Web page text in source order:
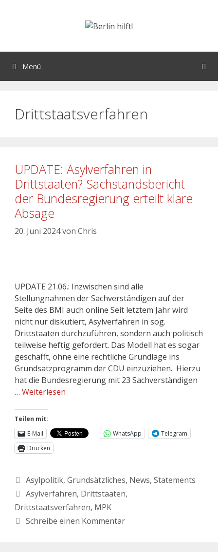
Menü
Drittstaatsverfahren
UPDATE: Asylverfahren in
Drittstaaten? Sachstandsbericht
der Bundesregierung erteilt klare
Absage
20. Juni 2024von Chris
UPDATE 21.06.: Inzwischen sind alle
Stellungnahmen der Sachverständigen auf der
Seite des BMI auch online Seit letztem Jahr wird
nicht nur diskutiert, Asylverfahren in sog.
Drittstaaten durchzuführen, sondern auch politisch
teilweise heftig gefordert. Das Modell hat es sogar
geschafft, ohne eine rechtliche Grundlage ins
Grundsatzprogramm der CDU einzuziehen. Hierzu
hat die Bundesregierung mit 23 Sachverständigen
… Weiterlesen
Teilen mit:
E-Mail
WhatsApp
Telegram
Drucken
Asylpolitik, Grundsätzliches, News, Statements
Asylverfahren, Drittstaaten,
Drittstaatsverfahren, MPK
Schreibe einen Kommentar